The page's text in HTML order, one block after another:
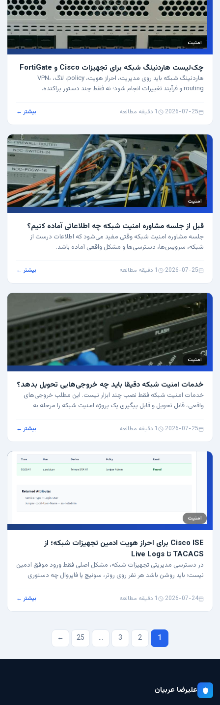
امنیت
چک‌لیست هاردنینگ شبکه برای تجهیزات Cisco و FortiGate
هاردنینگ شبکه باید روی مدیریت، احراز هویت، policy، لاگ، VPN،
routing و فرآیند تغییرات انجام شود؛ نه فقط چند دستور پراکنده.
2026-07-25
· 1 دقیقه مطالعه بیشتر ←
امنیت
قبل از جلسه مشاوره امنیت شبکه چه اطلاعاتی آماده کنیم؟
جلسه مشاوره امنیت شبکه وقتی مفید می‌شود که اطلاعات درست از
شبکه، سرویس‌ها، دسترسی‌ها و مشکل واقعی آماده باشد.
2026-07-25
· 1 دقیقه مطالعه بیشتر ←
امنیت
خدمات امنیت شبکه دقیقا باید چه خروجی‌هایی تحویل بدهد؟
خدمات امنیت شبکه فقط نصب چند ابزار نیست. این مطلب خروجی‌های
واقعی، قابل تحویل و قابل پیگیری یک پروژه امنیت شبکه را مرحله به
2026-07-25
· 1 دقیقه مطالعه بیشتر ←
امنیت
Cisco ISE برای احراز هویت ادمین تجهیزات شبکه؛ از
TACACS تا Live Logs
در دسترسی مدیریتی تجهیزات شبکه، مشکل اصلی فقط ورود موفق ادمین
نیست؛ باید روشن باشد هر نفر روی روتر، سوئیچ یا فایروال چه دستوری
2026-07-24
· 1 دقیقه مطالعه بیشتر ←
صفحه‌بندی
نوشته‌ها
1
2
3
…
25
←
علیرضا عربیان